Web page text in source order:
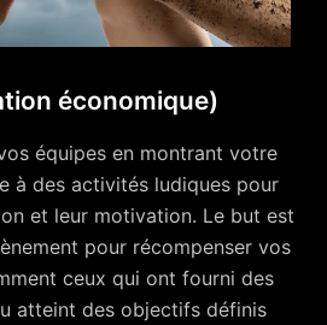
économique)
équipes en montrant votre
à des activités ludiques pour
et leur motivation. Le but est
pour récompenser vos
ceux qui ont fourni des
atteint des objectifs définis